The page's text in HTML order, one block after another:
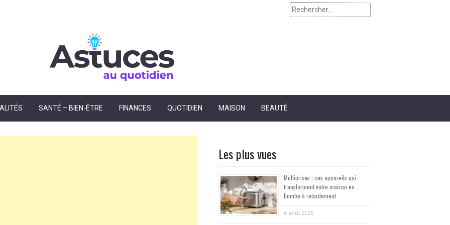
SANTÉ – BIEN-ÊTRE FINANCES QUOTIDIEN MAISON BEAUTÉ
Les plus vues
Multiprises : ces appareils qui
transforment votre maison en
bombe à retardement
6 août 2026